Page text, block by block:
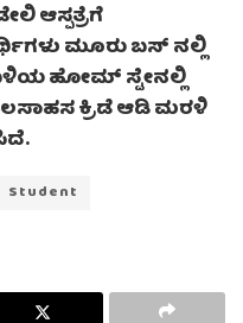
ಆಸ್ಪತ್ರೆಗೆ
ಮೂರು ಬಸ್ ನಲ್ಲಿ
ಹೋಮ್ ಸ್ಟೇನಲ್ಲಿ
ಜಲಸಾಹಸ ಕ್ರಿಡೆ ಆಡಿ ಮರಳಿ
Student